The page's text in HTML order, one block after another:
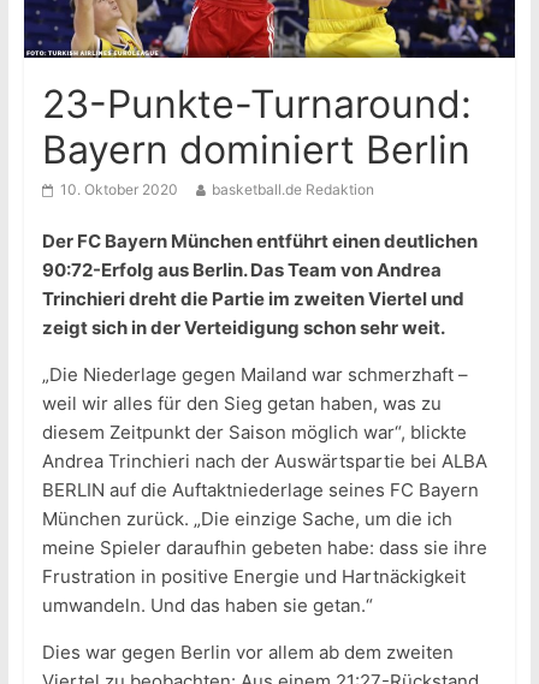
23-Punkte-Turnaround:
Bayern dominiert Berlin
10. Oktober 2020 basketball.de Redaktion
Der FC Bayern München entführt einen deutlichen
90:72-Erfolg aus Berlin. Das Team von Andrea
Trinchieri dreht die Partie im zweiten Viertel und
zeigt sich in der Verteidigung schon sehr weit.
„Die Niederlage gegen Mailand war schmerzhaft –
weil wir alles für den Sieg getan haben, was zu
diesem Zeitpunkt der Saison möglich war“, blickte
Andrea Trinchieri nach der Auswärtspartie bei ALBA
BERLIN auf die Auftaktniederlage seines FC Bayern
München zurück. „Die einzige Sache, um die ich
meine Spieler daraufhin gebeten habe: dass sie ihre
Frustration in positive Energie und Hartnäckigkeit
umwandeln. Und das haben sie getan.“
Dies war gegen Berlin vor allem ab dem zweiten